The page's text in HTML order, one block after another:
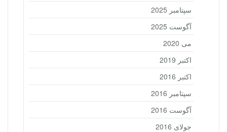
سپتامبر 2025
آگوست 2025
می 2020
اکتبر 2019
اکتبر 2016
سپتامبر 2016
آگوست 2016
جولای 2016